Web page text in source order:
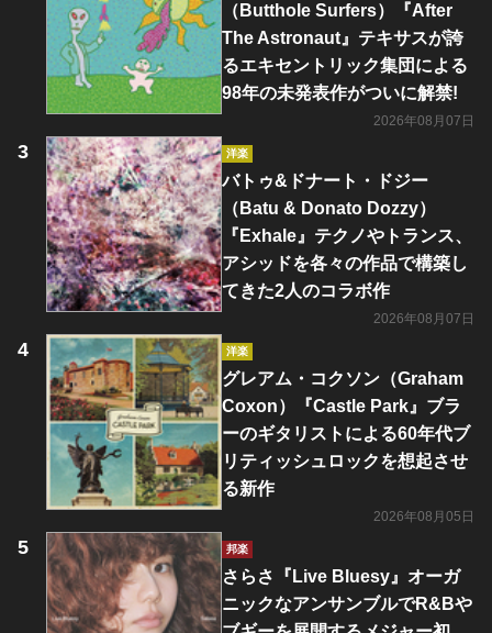
（Butthole Surfers）『After
The Astronaut』テキサスが誇
るエキセントリック集団による
98年の未発表作がついに解禁!
2026年08月07日
洋楽
バトゥ&ドナート・ドジー
（Batu & Donato Dozzy）
『Exhale』テクノやトランス、
アシッドを各々の作品で構築し
てきた2人のコラボ作
2026年08月07日
洋楽
グレアム・コクソン（Graham
Coxon）『Castle Park』ブラ
ーのギタリストによる60年代ブ
リティッシュロックを想起させ
る新作
2026年08月05日
邦楽
さらさ『Live Bluesy』オーガ
ニックなアンサンブルでR&Bや